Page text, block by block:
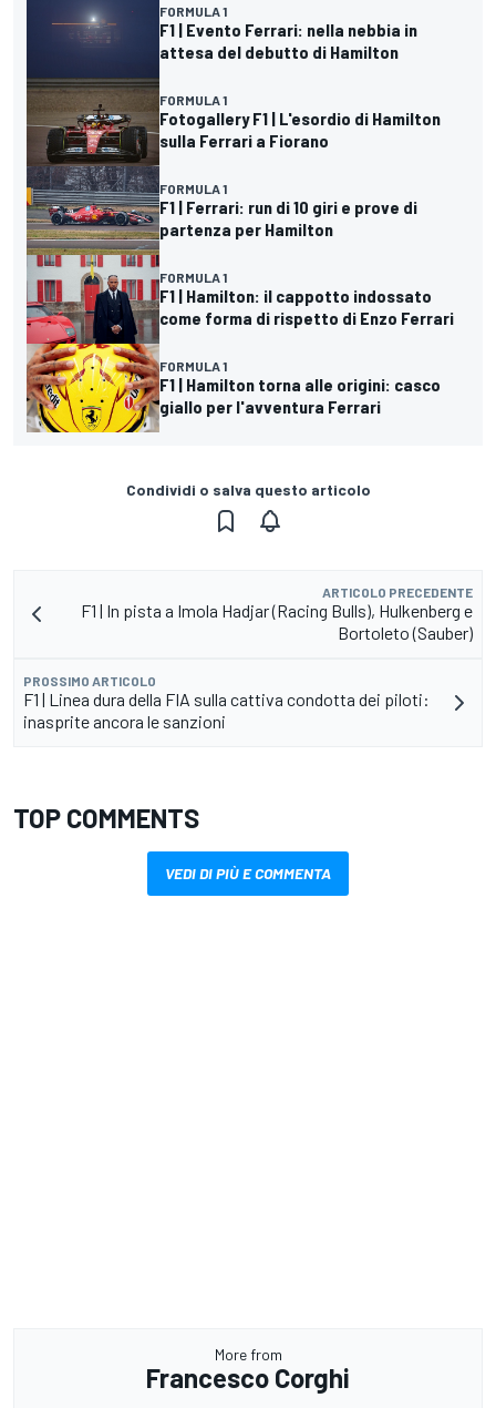
FORMULA 1
F1 | Evento Ferrari: nella nebbia in
attesa del debutto di Hamilton
FORMULA 1
Fotogallery F1 | L'esordio di Hamilton
sulla Ferrari a Fiorano
FORMULA 1
F1 | Ferrari: run di 10 giri e prove di
partenza per Hamilton
FORMULA 1
F1 | Hamilton: il cappotto indossato
come forma di rispetto di Enzo Ferrari
FORMULA 1
F1 | Hamilton torna alle origini: casco
giallo per l'avventura Ferrari
Condividi o salva questo articolo
ARTICOLO PRECEDENTE
F1 | In pista a Imola Hadjar (Racing Bulls), Hulkenberg e
Bortoleto (Sauber)
PROSSIMO ARTICOLO
F1 | Linea dura della FIA sulla cattiva condotta dei piloti:
inasprite ancora le sanzioni
TOP COMMENTS
VEDI DI PIÙ E COMMENTA
More from
Francesco Corghi